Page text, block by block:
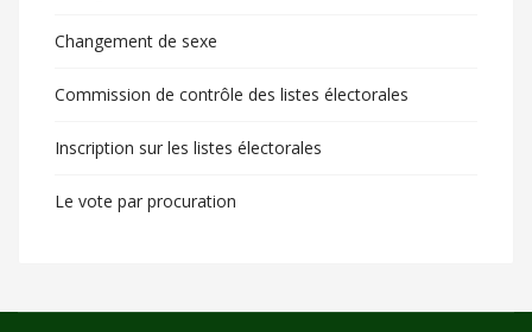
Changement de sexe
Commission de contrôle des listes électorales
Inscription sur les listes électorales
Le vote par procuration